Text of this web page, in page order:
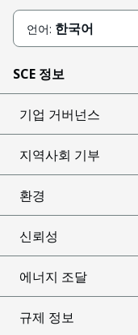
언어: 한국어
SCE 정보
기업 거버넌스
지역사회 기부
환경
신뢰성
에너지 조달
규제 정보